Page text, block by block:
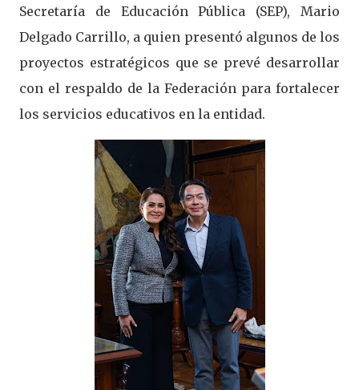
Secretaría de Educación Pública (SEP), Mario
Delgado Carrillo, a quien presentó algunos de los
proyectos estratégicos que se prevé desarrollar
con el respaldo de la Federación para fortalecer
los servicios educativos en la entidad.